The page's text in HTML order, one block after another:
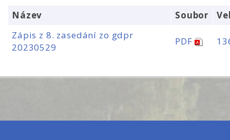
Název Soubor
Zápis z 8. zasedání zo gdpr
20230529
PDF